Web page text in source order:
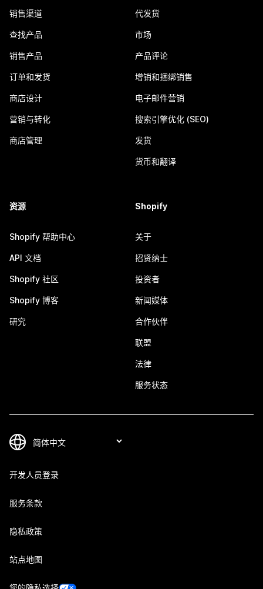
销售渠道
查找产品
销售产品
订单和发货
商店设计
营销与转化
商店管理
代发货
市场
产品评论
增销和捆绑销售
电子邮件营销
搜索引擎优化 (SEO)
发货
货币和翻译
资源
Shopify 帮助中心
API 文档
Shopify 社区
Shopify 博客
研究
Shopify
关于
招贤纳士
投资者
新闻媒体
合作伙伴
联盟
法律
服务状态
开发人员登录
服务条款
隐私政策
站点地图